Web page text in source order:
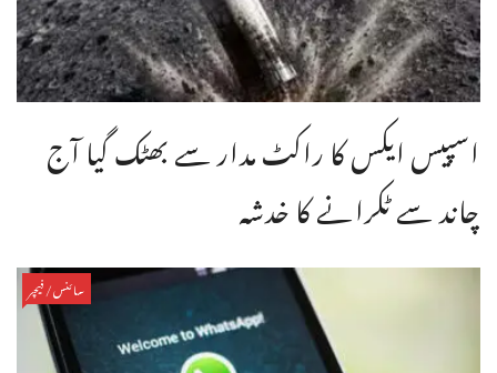
اسپیس ایکس کا راکٹ مدار سے بھٹک گیا آج
چاند سے ٹکرانے کا خدشہ
سائنس/فیچر